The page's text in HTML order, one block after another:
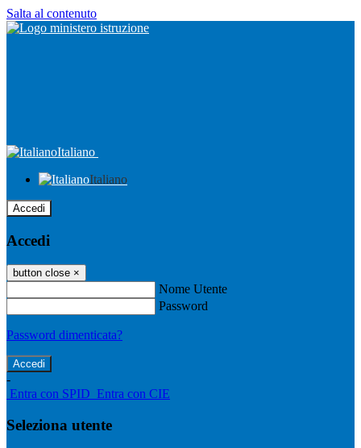
Salta al contenuto
Italiano
Italiano
Accedi
Accedi
button close ×
Nome Utente
Password
Password dimenticata?
-
Entra con SPID Entra con CIE
Seleziona utente